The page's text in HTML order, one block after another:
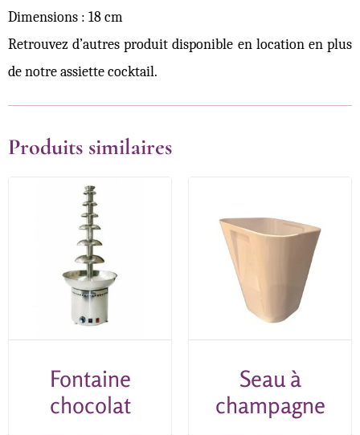
Dimensions : 18 cm
Retrouvez d’autres produit disponible en location en plus
de notre assiette cocktail.
Produits similaires
Fontaine
chocolat
Seau à
champagne